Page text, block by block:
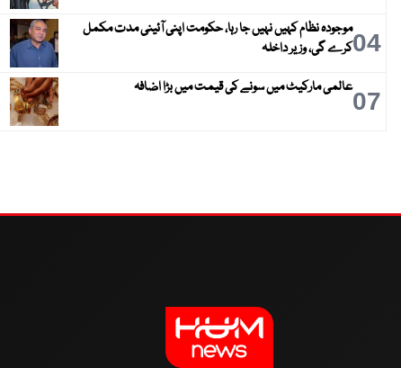
04موجودہ نظام کہیں نہیں جا رہا، حکومت اپنی آئینی مدت مکمل
کرے گی، وزیر داخلہ
07عالمی مارکیٹ میں سونے کی قیمت میں بڑا اضافہ